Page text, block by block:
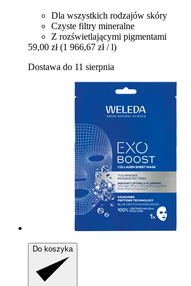
Dla wszystkich rodzajów skóry
Czyste filtry mineralne
Z rozświetlającymi pigmentami
59,00 zł (1 966,67 zł / l)
Dostawa do 11 sierpnia
Do koszyka